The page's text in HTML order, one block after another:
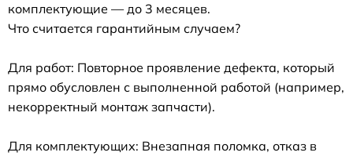
комплектующие — до 3 месяцев.
Что считается гарантийным случаем?
Для работ: Повторное проявление дефекта, который
прямо обусловлен с выполненной работой (например,
некорректный монтаж запчасти).
Для комплектующих: Внезапная поломка, отказ в